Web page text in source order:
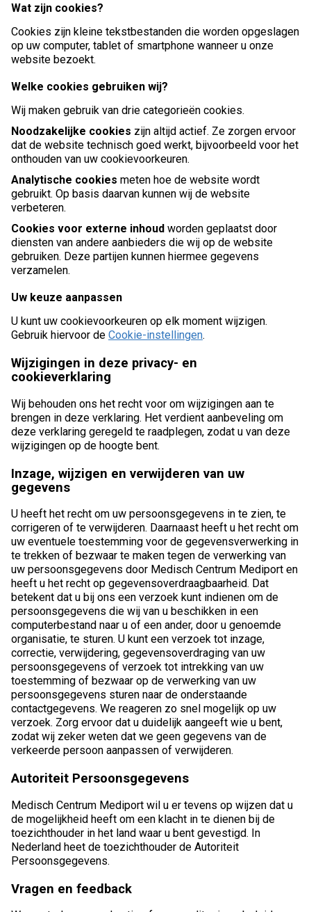
Wat zijn cookies?
Cookies zijn kleine tekstbestanden die worden opgeslagen
op uw computer, tablet of smartphone wanneer u onze
website bezoekt.
Welke cookies gebruiken wij?
Wij maken gebruik van drie categorieën cookies.
Noodzakelijke cookies zijn altijd actief. Ze zorgen ervoor
dat de website technisch goed werkt, bijvoorbeeld voor het
onthouden van uw cookievoorkeuren.
Analytische cookies meten hoe de website wordt
gebruikt. Op basis daarvan kunnen wij de website
verbeteren.
Cookies voor externe inhoud worden geplaatst door
diensten van andere aanbieders die wij op de website
gebruiken. Deze partijen kunnen hiermee gegevens
verzamelen.
Uw keuze aanpassen
U kunt uw cookievoorkeuren op elk moment wijzigen.
Gebruik hiervoor de Cookie-instellingen.
Wijzigingen in deze privacy- en
cookieverklaring
Wij behouden ons het recht voor om wijzigingen aan te
brengen in deze verklaring. Het verdient aanbeveling om
deze verklaring geregeld te raadplegen, zodat u van deze
wijzigingen op de hoogte bent.
Inzage, wijzigen en verwijderen van uw
gegevens
U heeft het recht om uw persoonsgegevens in te zien, te
corrigeren of te verwijderen. Daarnaast heeft u het recht om
uw eventuele toestemming voor de gegevensverwerking in
te trekken of bezwaar te maken tegen de verwerking van
uw persoonsgegevens door Medisch Centrum Mediport en
heeft u het recht op gegevensoverdraagbaarheid. Dat
betekent dat u bij ons een verzoek kunt indienen om de
persoonsgegevens die wij van u beschikken in een
computerbestand naar u of een ander, door u genoemde
organisatie, te sturen. U kunt een verzoek tot inzage,
correctie, verwijdering, gegevensoverdraging van uw
persoonsgegevens of verzoek tot intrekking van uw
toestemming of bezwaar op de verwerking van uw
persoonsgegevens sturen naar de onderstaande
contactgegevens. We reageren zo snel mogelijk op uw
verzoek. Zorg ervoor dat u duidelijk aangeeft wie u bent,
zodat wij zeker weten dat we geen gegevens van de
verkeerde persoon aanpassen of verwijderen.
Autoriteit Persoonsgegevens
Medisch Centrum Mediport wil u er tevens op wijzen dat u
de mogelijkheid heeft om een klacht in te dienen bij de
toezichthouder in het land waar u bent gevestigd. In
Nederland heet de toezichthouder de Autoriteit
Persoonsgegevens.
Vragen en feedback